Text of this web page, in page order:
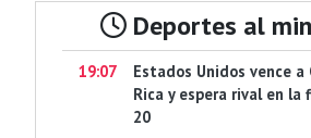
Deportes al
19:07
Estados Unidos vence a
Rica y espera rival en la
20